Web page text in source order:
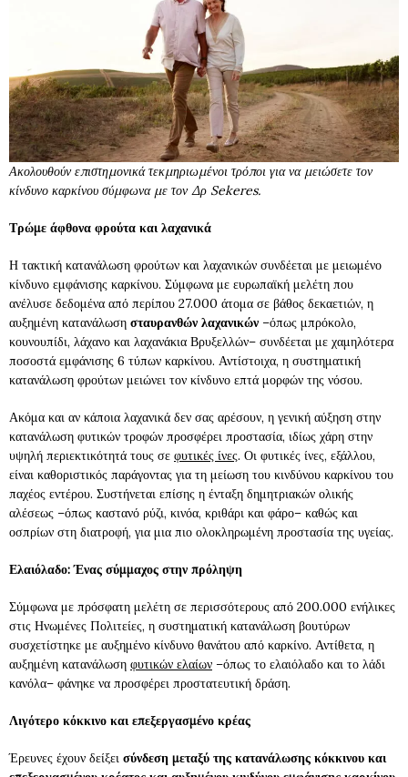
Ακολουθούν επιστημονικά τεκμηριωμένοι τρόποι για να μειώσετε τον
κίνδυνο καρκίνου σύμφωνα με τον Δρ Sekeres.
Τρώμε άφθονα φρούτα και λαχανικά
Η τακτική κατανάλωση φρούτων και λαχανικών συνδέεται με μειωμένο
κίνδυνο εμφάνισης καρκίνου. Σύμφωνα με ευρωπαϊκή μελέτη που
ανέλυσε δεδομένα από περίπου 27.000 άτομα σε βάθος δεκαετιών, η
αυξημένη κατανάλωση σταυρανθών λαχανικών –όπως μπρόκολο,
κουνουπίδι, λάχανο και λαχανάκια Βρυξελλών– συνδέεται με χαμηλότερα
ποσοστά εμφάνισης 6 τύπων καρκίνου. Αντίστοιχα, η συστηματική
κατανάλωση φρούτων μειώνει τον κίνδυνο επτά μορφών της νόσου.
Ακόμα και αν κάποια λαχανικά δεν σας αρέσουν, η γενική αύξηση στην
κατανάλωση φυτικών τροφών προσφέρει προστασία, ιδίως χάρη στην
υψηλή περιεκτικότητά τους σε φυτικές ίνες. Οι φυτικές ίνες, εξάλλου,
είναι καθοριστικός παράγοντας για τη μείωση του κινδύνου καρκίνου του
παχέος εντέρου. Συστήνεται επίσης η ένταξη δημητριακών ολικής
αλέσεως –όπως καστανό ρύζι, κινόα, κριθάρι και φάρο– καθώς και
οσπρίων στη διατροφή, για μια πιο ολοκληρωμένη προστασία της υγείας.
Ελαιόλαδο: Ένας σύμμαχος στην πρόληψη
Σύμφωνα με πρόσφατη μελέτη σε περισσότερους από 200.000 ενήλικες
στις Ηνωμένες Πολιτείες, η συστηματική κατανάλωση βουτύρων
συσχετίστηκε με αυξημένο κίνδυνο θανάτου από καρκίνο. Αντίθετα, η
αυξημένη κατανάλωση φυτικών ελαίων –όπως το ελαιόλαδο και το λάδι
κανόλα– φάνηκε να προσφέρει προστατευτική δράση.
Λιγότερο κόκκινο και επεξεργασμένο κρέας
Έρευνες έχουν δείξει σύνδεση μεταξύ της κατανάλωσης κόκκινου και